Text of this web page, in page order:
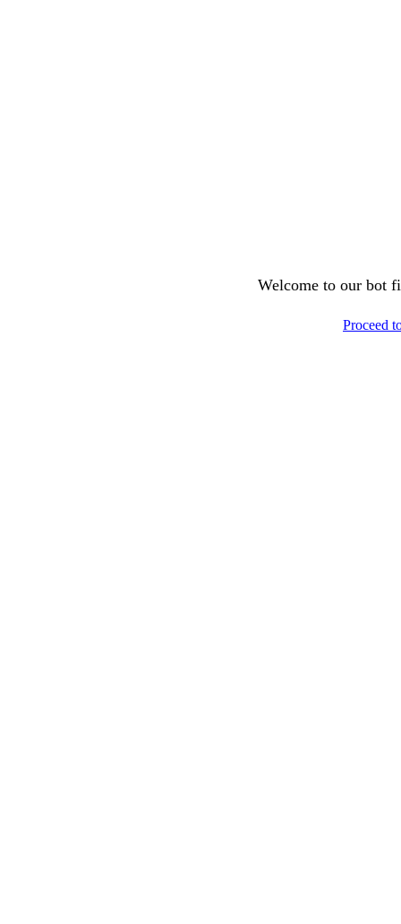
Welcome to our bot
Proceed